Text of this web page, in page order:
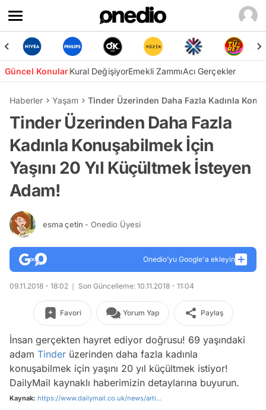
Güncel KonularKural DeğişiyorEmekli ZammıAcı Gerçekler
Haberler Yaşam Tinder Üzerinden Daha Fazla Kadınla
Tinder Üzerinden Daha Fazla
Kadınla Konuşabilmek İçin
Yaşını 20 Yıl Küçültmek İsteyen
Adam!
esma çetin - Onedio Üyesi
Onedio’yu Google'a ekleyin
09.11.2018 - 18:02 Son Güncelleme: 10.11.2018 - 11:04
Favori Yorum Yap Paylaş
İnsan gerçekten hayret ediyor doğrusu! 69 yaşındaki
adam Tinder üzerinden daha fazla kadınla
konuşabilmek için yaşını 20 yıl küçültmek istiyor!
DailyMail kaynaklı haberimizin detaylarına buyurun.
Kaynak: https://www.dailymail.co.uk/news/arti...